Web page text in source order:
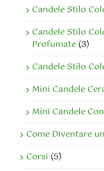
Candele Stilo
Candele Stilo
Profumate (3)
Candele Stilo
Mini Candele
Mini Candele
Come Diventare
Corsi (5)